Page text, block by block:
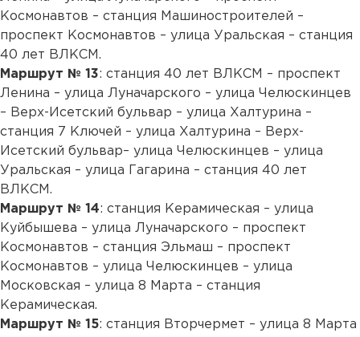
Космонавтов – станция Машиностроителей –
проспект Космонавтов – улица Уральская – станция
40 лет ВЛКСМ.
Маршрут № 13: станция 40 лет ВЛКСМ – проспект
Ленина – улица Луначарского – улица Челюскинцев
– Верх-Исетский бульвар – улица Халтурина –
станция 7 Ключей – улица Халтурина – Верх-
Исетский бульвар– улица Челюскинцев – улица
Уральская – улица Гагарина – станция 40 лет
ВЛКСМ.
Маршрут № 14: станция Керамическая – улица
Куйбышева – улица Луначарского – проспект
Космонавтов – станция Эльмаш – проспект
Космонавтов – улица Челюскинцев – улица
Московская – улица 8 Марта – станция
Керамическая.
Маршрут № 15: станция Вторчермет – улица 8 Марта